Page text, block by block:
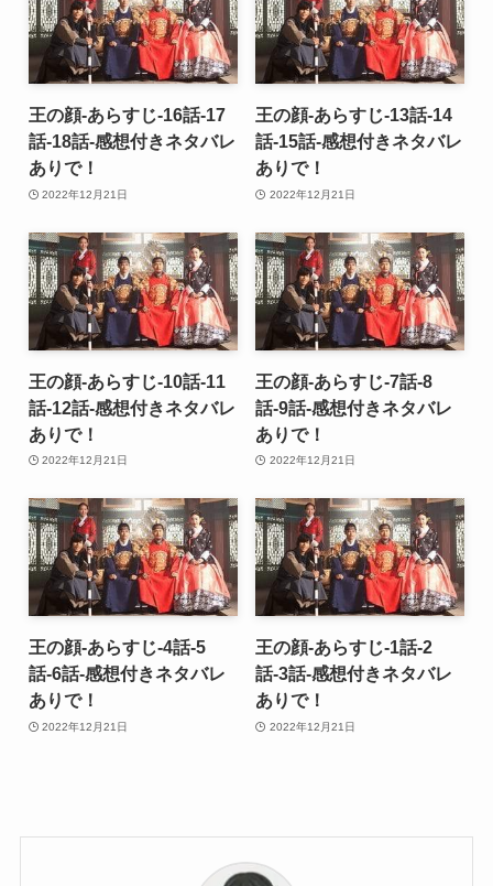
王の顔-あらすじ-16話-17
話-18話-感想付きネタバレ
ありで！
2022年12月21日
王の顔-あらすじ-13話-14
話-15話-感想付きネタバレ
ありで！
2022年12月21日
王の顔-あらすじ-10話-11
話-12話-感想付きネタバレ
ありで！
2022年12月21日
王の顔-あらすじ-7話-8
話-9話-感想付きネタバレ
ありで！
2022年12月21日
王の顔-あらすじ-4話-5
話-6話-感想付きネタバレ
ありで！
2022年12月21日
王の顔-あらすじ-1話-2
話-3話-感想付きネタバレ
ありで！
2022年12月21日